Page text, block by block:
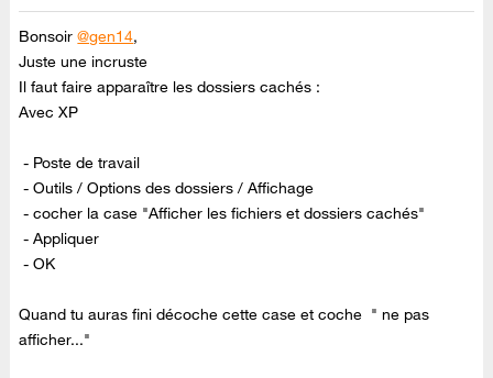
Bonsoir@gen14,
Juste une incruste
Il faut faire apparaître les dossiers cachés :
Avec XP
- Poste de travail
- Outils / Options des dossiers / Affichage
- cocher la case "Afficher les fichiers et dossiers cachés"
- Appliquer
- OK
Quand tu auras fini décoche cette case et coche " ne pas
afficher..."